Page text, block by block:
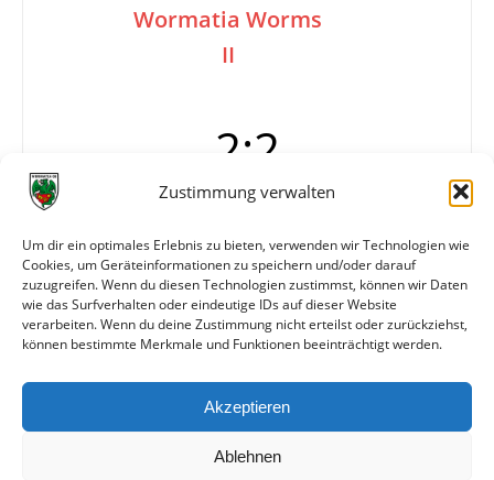
Zustimmung verwalten
Um dir ein optimales Erlebnis zu bieten, verwenden wir Technologien wie
Cookies, um Geräteinformationen zu speichern und/oder darauf
zuzugreifen. Wenn du diesen Technologien zustimmst, können wir Daten
wie das Surfverhalten oder eindeutige IDs auf dieser Website
verarbeiten. Wenn du deine Zustimmung nicht erteilst oder zurückziehst,
können bestimmte Merkmale und Funktionen beeinträchtigt werden.
Akzeptieren
Ablehnen
Wormatia Worms
II
2:2
0:2 Schmitz (12.)
1:2 Ebert (63.)
2:2 Metz (87.)
Alle bisherigen Partien der beiden Mannschaften
anzeigen